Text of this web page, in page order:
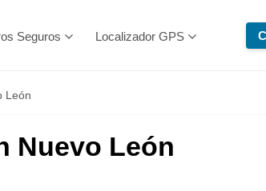
Seguros Localizador GPS
León
Nuevo León